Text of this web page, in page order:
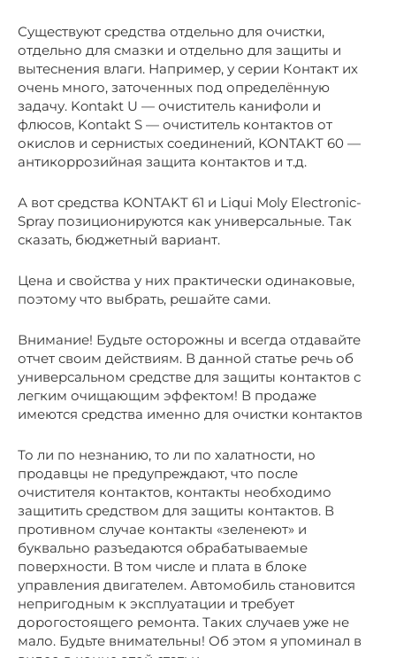
Существуют средства отдельно для очистки,
отдельно для смазки и отдельно для защиты и
вытеснения влаги. Например, у серии Контакт их
очень много, заточенных под определённую
задачу. Kontakt U — очиститель канифоли и
флюсов, Kontakt S — очиститель контактов от
окислов и сернистых соединений, KONTAKT 60 —
антикоррозийная защита контактов и т.д.
А вот средства KONTAKT 61 и Liqui Moly Electronic-
Spray позиционируются как универсальные. Так
сказать, бюджетный вариант.
Цена и свойства у них практически одинаковые,
поэтому что выбрать, решайте сами.
Внимание! Будьте осторожны и всегда отдавайте
отчет своим действиям. В данной статье речь об
универсальном средстве для защиты контактов с
легким очищающим эффектом! В продаже
имеются средства именно для очистки контактов
То ли по незнанию, то ли по халатности, но
продавцы не предупреждают, что после
очистителя контактов, контакты необходимо
защитить средством для защиты контактов. В
противном случае контакты «зеленеют» и
буквально разъедаются обрабатываемые
поверхности. В том числе и плата в блоке
управления двигателем. Автомобиль становится
непригодным к эксплуатации и требует
дорогостоящего ремонта. Таких случаев уже не
мало. Будьте внимательны! Об этом я упоминал в